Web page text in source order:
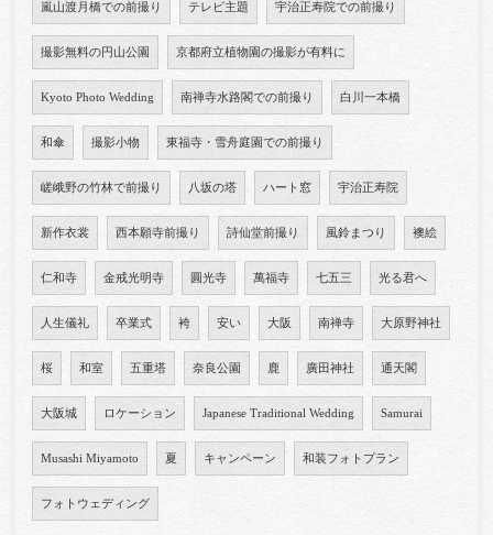
嵐山渡月橋での前撮り テレビ主題 宇治正寿院での前撮り
撮影無料の円山公園 京都府立植物園の撮影が有料に
Kyoto Photo Wedding 南禅寺水路閣での前撮り 白川一本橋
和傘 撮影小物 東福寺・雪舟庭園での前撮り
嵯峨野の竹林で前撮り 八坂の塔 ハート窓 宇治正寿院
新作衣裳 西本願寺前撮り 詩仙堂前撮り 風鈴まつり 襖絵
仁和寺 金戒光明寺 圓光寺 萬福寺 七五三 光る君へ
人生儀礼 卒業式 袴 安い 大阪 南禅寺 大原野神社
桜 和室 五重塔 奈良公園 鹿 廣田神社 通天閣
大阪城 ロケーション Japanese Traditional Wedding Samurai
Musashi Miyamoto 夏 キャンペーン 和装フォトプラン
フォトウェディング